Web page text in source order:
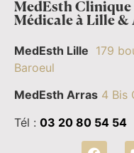
MedEsth Clinique
Médicale à Lille &
MedEsth Lille 179
Baroeul
MedEsth Arras 4 Bis
Tél : 03 20 80 54 54